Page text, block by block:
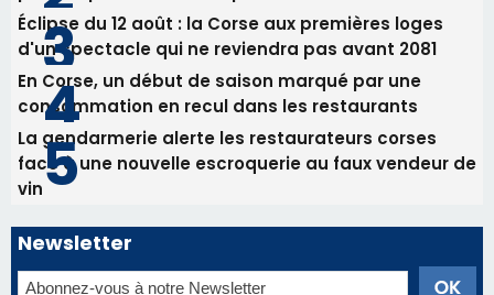
Newsletter
Inscrivez-vous à la newsletter de CNI et recevez par
email les infos les plus importantes et une sélection de
nos meilleurs articles